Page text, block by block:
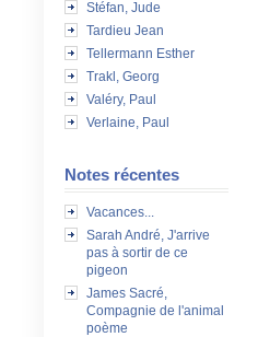
Stéfan, Jude
Tardieu Jean
Tellermann Esther
Trakl, Georg
Valéry, Paul
Verlaine, Paul
Notes récentes
Vacances...
Sarah André, J'arrive
pas à sortir de ce
pigeon
James Sacré,
Compagnie de l'animal
poème